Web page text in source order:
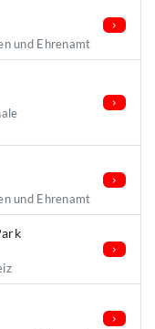
und Ehrenamt
und Ehrenamt